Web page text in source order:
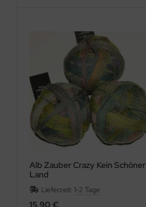
Alb Zauber Crazy Kein Schöner
Land
Lieferzeit: 1-2 Tage
15,90 €